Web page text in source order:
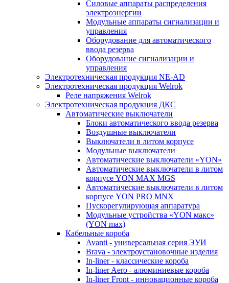
Силовые аппараты распределения
электроэнергии
Модульные аппараты сигнализации и
управления
Оборудование для автоматического
ввода резерва
Оборудование сигнализации и
управления
Электротехническая продукция NE-AD
Электротехническая продукция Welrok
Реле напряжения Welrok
Электротехническая продукция ДКС
Автоматические выключатели
Блоки автоматического ввода резерва
Воздушные выключатели
Выключатели в литом корпусе
Модульные выключатели
Автоматические выключатели «YON»
Автоматические выключатели в литом
корпусе YON MAX MGS
Автоматические выключатели в литом
корпусе YON PRO MNX
Пускорегулирующая аппаратура
Модульные устройства «YON макс»
(YON max)
Кабельные короба
Avanti - универсальная серия ЭУИ
Brava - электроустановочные изделия
In-liner - классические короба
In-liner Aero - алюминиевые короба
In-liner Front - инновационные короба